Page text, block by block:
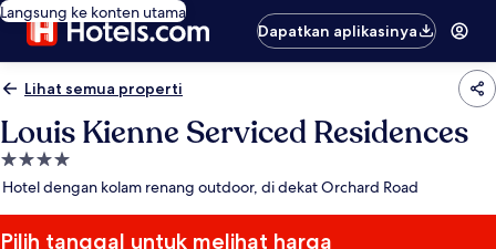
Langsung ke konten utama
Dapatkan aplikasinya
Lihat semua properti
Louis Kienne Serviced Residences
Properti
bintang
Hotel dengan kolam renang outdoor, di dekat Orchard Road
Pilih tanggal untuk melihat harga